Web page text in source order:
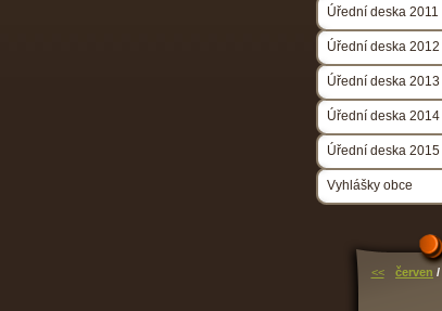
Úřední deska 2011
Úřední deska 2012
Úřední deska 2013
Úřední deska 2014
Úřední deska 2015
Vyhlášky obce
<< červen /